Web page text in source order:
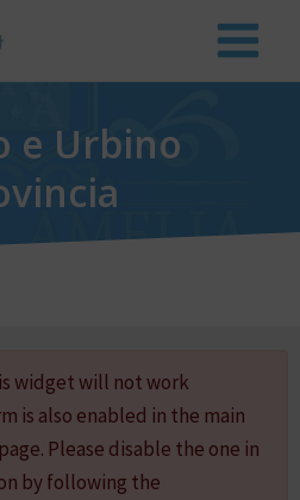
e Urbino
widget will not work
is also enabled in the main
Please disable the one in
by following the